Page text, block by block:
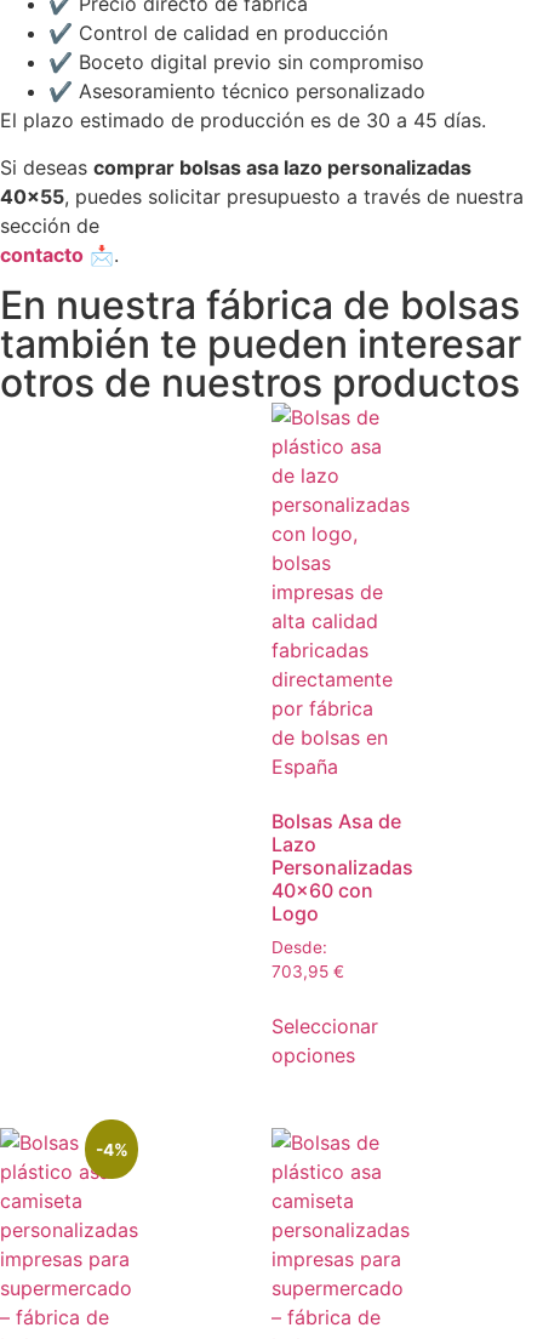
✔ Control de calidad en producción
✔ Boceto digital previo sin compromiso
✔ Asesoramiento técnico personalizado
El plazo estimado de producción es de 30 a 45 días.
Si deseas comprar bolsas asa lazo personalizadas
40×55, puedes solicitar presupuesto a través de nuestra
sección de
contacto 📩.
En nuestra fábrica de bolsas
también te pueden interesar
otros de nuestros productos
Bolsas Asa de
Lazo
Personalizadas
40×60 con
Logo
Desde:
703,95 €
Seleccionar
opciones
-4%